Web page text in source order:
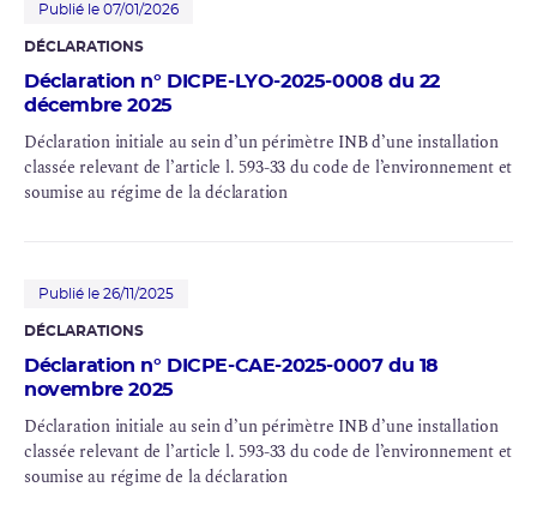
Publié le 07/01/2026
DÉCLARATIONS
Déclaration n° DICPE-LYO-2025-0008 du 22
décembre 2025
Déclaration initiale au sein d’un périmètre INB d’une installation
classée relevant de l’article l. 593-33 du code de l’environnement et
soumise au régime de la déclaration
Publié le 26/11/2025
DÉCLARATIONS
Déclaration n° DICPE-CAE-2025-0007 du 18
novembre 2025
Déclaration initiale au sein d’un périmètre INB d’une installation
classée relevant de l’article l. 593-33 du code de l’environnement et
soumise au régime de la déclaration